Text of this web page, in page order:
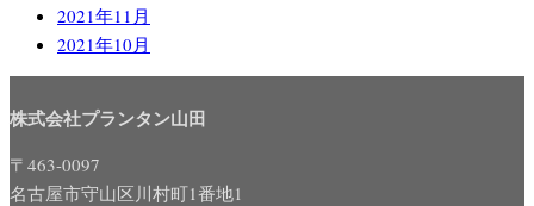
2021年11月
2021年10月
株式会社プランタン山田
〒463-0097
名古屋市守山区川村町1番地1